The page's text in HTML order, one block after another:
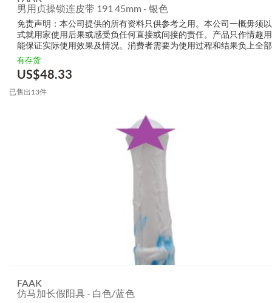
男用贞操锁连皮带 191 45mm - 银色
免责声明：本公司提供的所有资料只供参考之用。本公司一概毋须
式就用家使用后果或感受负任何直接或间接的责任。产品只作情趣
能保证实际使用效果及情况。消费者需要为使用过程和结果负上全
生产商无需要以任何方式为任何直接或间接的失误负责，包括但不
的损毁，受伤或者任何伤害。
有存货
US$48.33
已售出13件
FAAK
仿马加长假阳具 - 白色/蓝色